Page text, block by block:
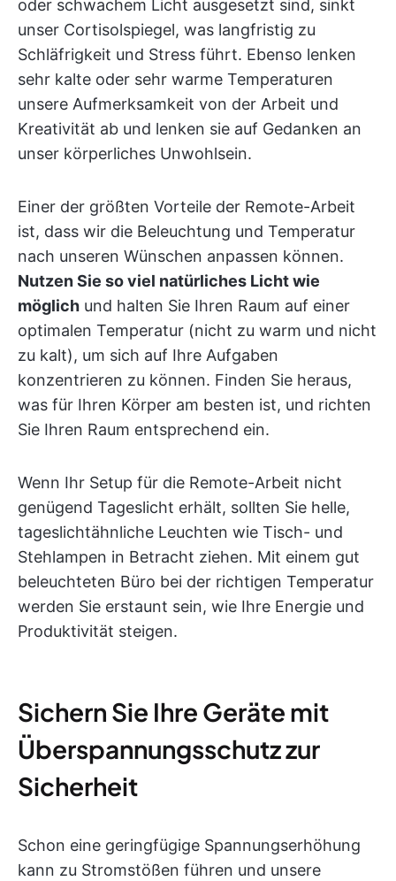
oder schwachem Licht ausgesetzt sind, sinkt
unser Cortisolspiegel, was langfristig zu
Schläfrigkeit und Stress führt. Ebenso lenken
sehr kalte oder sehr warme Temperaturen
unsere Aufmerksamkeit von der Arbeit und
Kreativität ab und lenken sie auf Gedanken an
unser körperliches Unwohlsein.
Einer der größten Vorteile der Remote-Arbeit
ist, dass wir die Beleuchtung und Temperatur
nach unseren Wünschen anpassen können.
Nutzen Sie so viel natürliches Licht wie
möglich und halten Sie Ihren Raum auf einer
optimalen Temperatur (nicht zu warm und nicht
zu kalt), um sich auf Ihre Aufgaben
konzentrieren zu können. Finden Sie heraus,
was für Ihren Körper am besten ist, und richten
Sie Ihren Raum entsprechend ein.
Wenn Ihr Setup für die Remote-Arbeit nicht
genügend Tageslicht erhält, sollten Sie helle,
tageslichtähnliche Leuchten wie Tisch- und
Stehlampen in Betracht ziehen. Mit einem gut
beleuchteten Büro bei der richtigen Temperatur
werden Sie erstaunt sein, wie Ihre Energie und
Produktivität steigen.
Sichern Sie Ihre Geräte mit
Überspannungsschutz zur
Sicherheit
Schon eine geringfügige Spannungserhöhung
kann zu Stromstößen führen und unsere